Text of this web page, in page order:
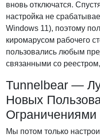
вновь отключатся.
настройка не
Windows 11), поэтому
киромарусом рабочего
пользовались любым
связанными со
Tunnelbear —
Новых
Ограничениями
Мы потом только